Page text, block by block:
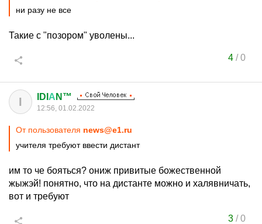
ни разу не все
Такие с "позором" уволены...
4/0
I IDI А N™
12:56, 01.02.2022
От пользователя news@e1.ru
учителя требуют ввести дистант
им то че бояться? ониж привитые божественной
жыжэй! понятно, что на дистанте можно и халявничать,
вот и требуют
3/0